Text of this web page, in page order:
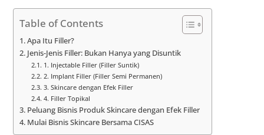
Table of Contents
Apa Itu Filler?
Jenis-Jenis Filler: Bukan Hanya yang Disuntik
1. Injectable Filler (Filler Suntik)
2. Implant Filler (Filler Semi Permanen)
3. Skincare dengan Efek Filler
4. Filler Topikal
Peluang Bisnis Produk Skincare dengan Efek Filler
Mulai Bisnis Skincare Bersama CISAS